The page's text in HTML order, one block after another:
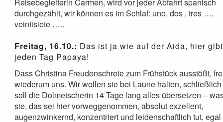
durchgezählt, wir können es im Schlaf: uno, dos , tres ….
veintisiete …..
Freitag, 16.10.: Das ist ja wie auf der Aida, hier
jeden Tag Papaya!
Dass Christina Freudenschreie zum Frühstück ausstößt,
wiederum uns. Wir wollen sie bei Laune halten, schließlich
soll die Dolmetscherin 14 Tage lang alles übersetzen –
sie, das sei hier vorweggenommen, absolut exzellent,
augenzwinkernd, konzentriert und leidenschaftlich tut, egal